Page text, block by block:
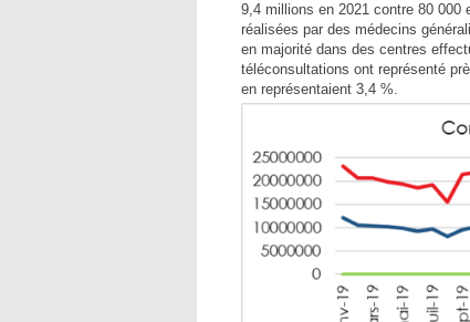
9,4 millions en 2021 contre 80
réalisées par des médecins
en majorité dans des centres
téléconsultations ont représenté
en représentaient 3,4 %.